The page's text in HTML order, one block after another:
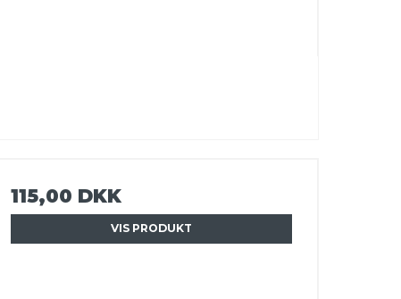
115,00 DKK
VIS PRODUKT